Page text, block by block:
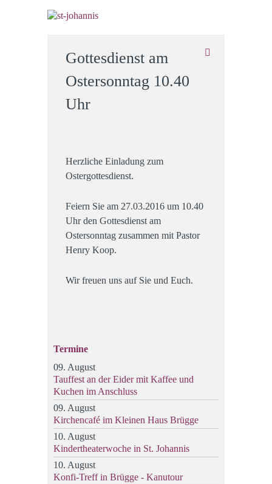
Gottesdienst am
Ostersonntag 10.40
Uhr
Herzliche Einladung zum
Ostergottesdienst.
Feiern Sie am 27.03.2016 um 10.40
Uhr den Gottesdienst am
Ostersonntag zusammen mit Pastor
Henry Koop.
Wir freuen uns auf Sie und Euch.
Termine
09. August
Tauffest an der Eider mit Kaffee und
Kuchen im Anschluss
09. August
Kirchencafé im Kleinen Haus Brügge
10. August
Kindertheaterwoche in St. Johannis
10. August
Konfi-Treff in Brügge - Kanutour